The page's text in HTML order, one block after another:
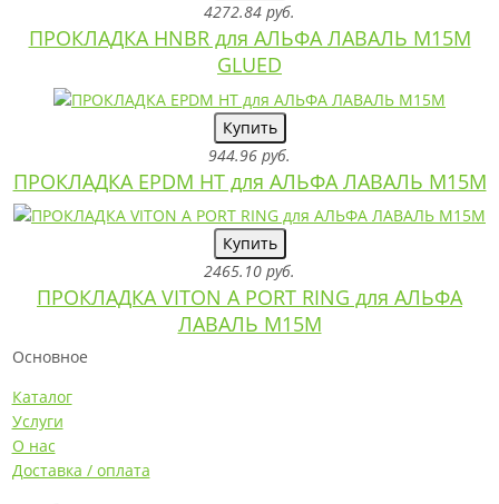
4272.84 руб.
ПРОКЛАДКА HNBR для АЛЬФА ЛАВАЛЬ M15M
GLUED
Купить
944.96 руб.
ПРОКЛАДКА EPDM HT для АЛЬФА ЛАВАЛЬ M15M
Купить
2465.10 руб.
ПРОКЛАДКА VITON A PORT RING для АЛЬФА
ЛАВАЛЬ M15M
Основное
Каталог
Услуги
О нас
Доставка / оплата